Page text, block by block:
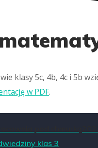
klasy 5c, 4b, 4c i 5b
w PDF.